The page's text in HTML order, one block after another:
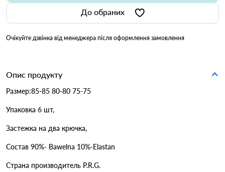
До обраних
Очікуйте дзвінка від менеджера після оформлення замовлення
Опис продукту
Размер:85-85 80-80 75-75
Упаковка 6 шт,
Застежка на два крючка,
Состав 90%- Bawelna 10%-Elastan
Страна производитель P.R.G.